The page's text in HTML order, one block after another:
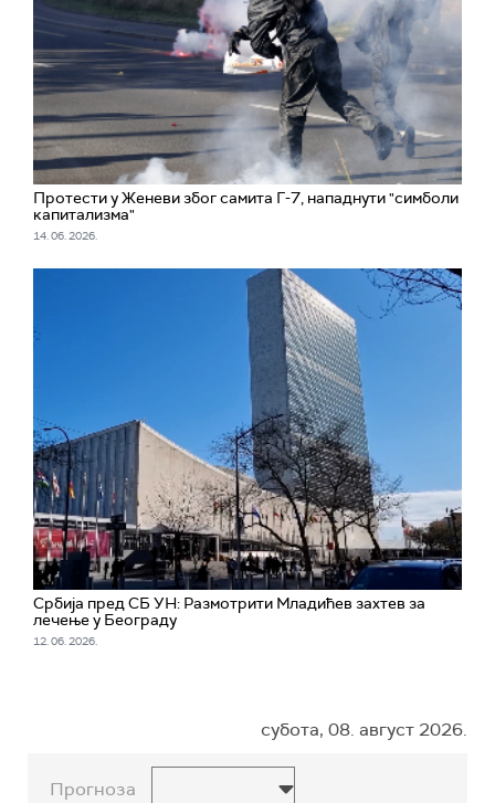
Протести у Женеви због самита Г-7, нападнути "симболи
капитализма"
14. 06. 2026.
Србија пред СБ УН: Размотрити Младићев захтев за
лечење у Београду
12. 06. 2026.
субота, 08. август 2026.
Прогноза